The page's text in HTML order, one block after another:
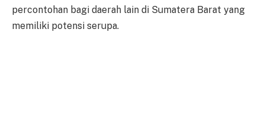
percontohan bagi daerah lain di Sumatera Barat yang
memiliki potensi serupa.